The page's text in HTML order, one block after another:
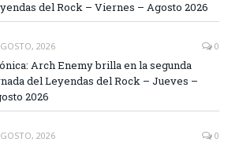
del Rock – Viernes – Agosto 2026
2026 0
Arch Enemy brilla en la segunda
del Leyendas del Rock – Jueves –
2026
2026 0